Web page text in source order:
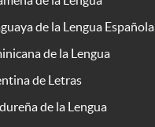
de la Lengua Española
de la Lengua
de Letras
de la Lengua